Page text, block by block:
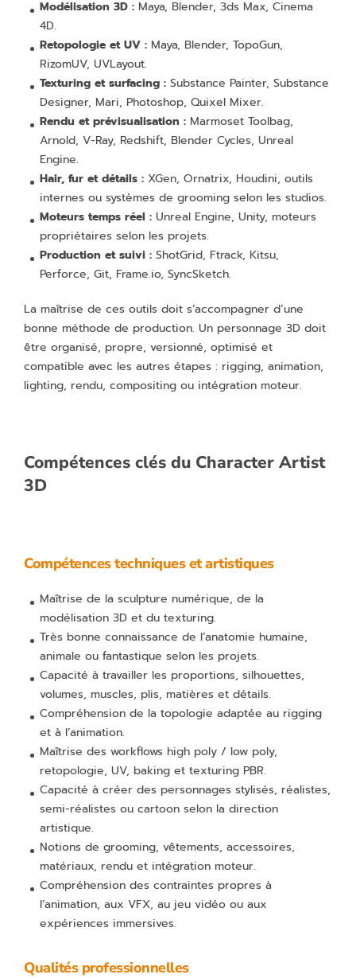
Modélisation 3D : Maya, Blender, 3ds Max, Cinema
4D.
Retopologie et UV : Maya, Blender, TopoGun,
RizomUV, UVLayout.
Texturing et surfacing : Substance Painter, Substance
Designer, Mari, Photoshop, Quixel Mixer.
Rendu et prévisualisation : Marmoset Toolbag,
Arnold, V-Ray, Redshift, Blender Cycles, Unreal
Engine.
Hair, fur et détails : XGen, Ornatrix, Houdini, outils
internes ou systèmes de grooming selon les studios.
Moteurs temps réel : Unreal Engine, Unity, moteurs
propriétaires selon les projets.
Production et suivi : ShotGrid, Ftrack, Kitsu,
Perforce, Git, Frame.io, SyncSketch.
La maîtrise de ces outils doit s’accompagner d’une
bonne méthode de production. Un personnage 3D doit
être organisé, propre, versionné, optimisé et
compatible avec les autres étapes : rigging, animation,
lighting, rendu, compositing ou intégration moteur.
Compétences clés du Character Artist
3D
Compétences techniques et artistiques
Maîtrise de la sculpture numérique, de la
modélisation 3D et du texturing.
Très bonne connaissance de l’anatomie humaine,
animale ou fantastique selon les projets.
Capacité à travailler les proportions, silhouettes,
volumes, muscles, plis, matières et détails.
Compréhension de la topologie adaptée au rigging
et à l’animation.
Maîtrise des workflows high poly / low poly,
retopologie, UV, baking et texturing PBR.
Capacité à créer des personnages stylisés, réalistes,
semi-réalistes ou cartoon selon la direction
artistique.
Notions de grooming, vêtements, accessoires,
matériaux, rendu et intégration moteur.
Compréhension des contraintes propres à
l’animation, aux VFX, au jeu vidéo ou aux
expériences immersives.
Qualités professionnelles